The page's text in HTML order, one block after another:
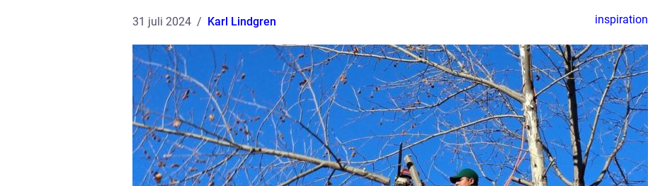
31 juli 2024 Karl Lindgren inspiration